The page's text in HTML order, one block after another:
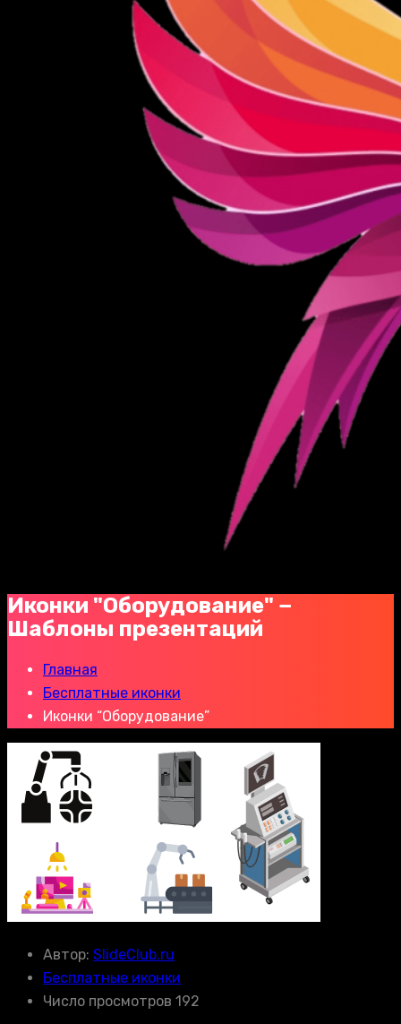
Иконки "Оборудование" −
Шаблоны презентаций
Главная
Бесплатные иконки
Иконки “Оборудование”
Автор: SlideClub.ru
Бесплатные иконки
Число просмотров 192